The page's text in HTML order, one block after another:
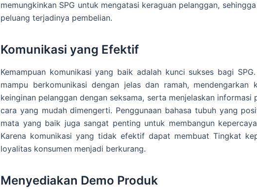
memungkinkan SPG untuk mengatasi keraguan pelanggan,
peluang terjadinya pembelian.
Komunikasi yang Efektif
Kemampuan komunikasi yang baik adalah kunci sukses bagi
mampu berkomunikasi dengan jelas dan ramah, mendengarkan
keinginan pelanggan dengan seksama, serta menjelaskan informasi
cara yang mudah dimengerti. Penggunaan bahasa tubuh yang
mata yang baik juga sangat penting untuk membangun
Karena komunikasi yang tidak efektif dapat membuat Tingkat
loyalitas konsumen menjadi berkurang.
Menyediakan Demo Produk